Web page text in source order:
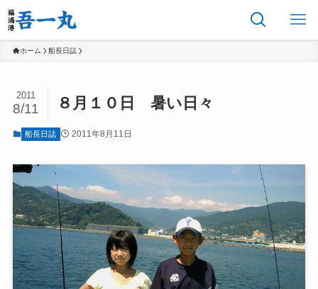
ホーム 船長日誌
８月１０日 暑い日々
2011
8/11
船長日誌 2011年8月11日